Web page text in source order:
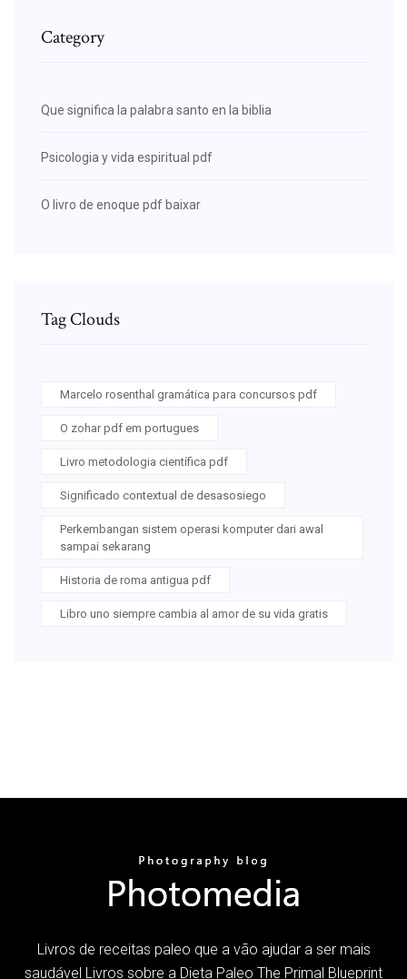
Category
Que significa la palabra santo en la biblia
Psicologia y vida espiritual pdf
O livro de enoque pdf baixar
Tag Clouds
Marcelo rosenthal gramática para concursos pdf
O zohar pdf em portugues
Livro metodologia científica pdf
Significado contextual de desasosiego
Perkembangan sistem operasi komputer dari awal
sampai sekarang
Historia de roma antigua pdf
Libro uno siempre cambia al amor de su vida gratis
Livros de receitas paleo que a vão ajudar a ser mais
saudável Livros sobre a Dieta Paleo The Primal Blueprint